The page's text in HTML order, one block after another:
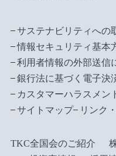
サステナビリティへの
情報セキュリティ基本
利用者情報の外部送信
銀行法に基づく電子決
カスタマーハラスメン
サイトマップ
リンク
TKC全国会のご紹介